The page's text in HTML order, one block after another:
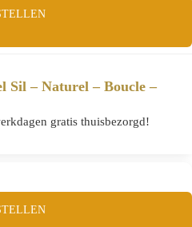
Sil – Naturel – Boucle –
gratis thuisbezorgd!